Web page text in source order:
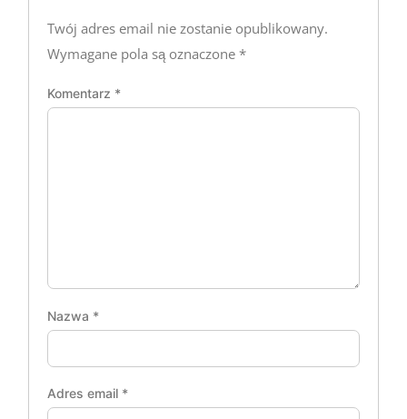
Twój adres email nie zostanie opublikowany.
Wymagane pola są oznaczone *
Komentarz *
Nazwa *
Adres email *